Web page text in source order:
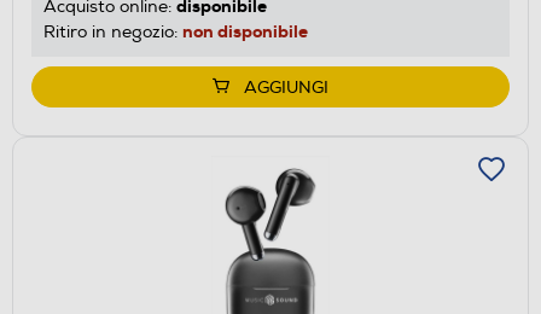
Acquisto online: disponibile
Ritiro in negozio: non disponibile
AGGIUNGI